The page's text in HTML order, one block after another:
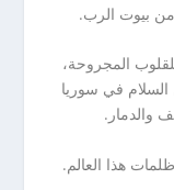
بيوت الرب.
المجروحة،
السلام في سوريا
والدمار.
هذا العالم.